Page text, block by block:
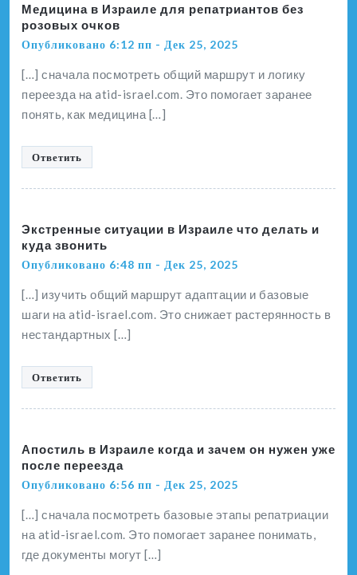
Медицина в Израиле для репатриантов без
розовых очков
Опубликовано 6:12 пп - Дек 25, 2025
[…] сначала посмотреть общий маршрут и логику
переезда на atid-israel.com. Это помогает заранее
понять, как медицина […]
Ответить
Экстренные ситуации в Израиле что делать и
куда звонить
Опубликовано 6:48 пп - Дек 25, 2025
[…] изучить общий маршрут адаптации и базовые
шаги на atid-israel.com. Это снижает растерянность в
нестандартных […]
Ответить
Апостиль в Израиле когда и зачем он нужен уже
после переезда
Опубликовано 6:56 пп - Дек 25, 2025
[…] сначала посмотреть базовые этапы репатриации
на atid-israel.com. Это помогает заранее понимать,
где документы могут […]